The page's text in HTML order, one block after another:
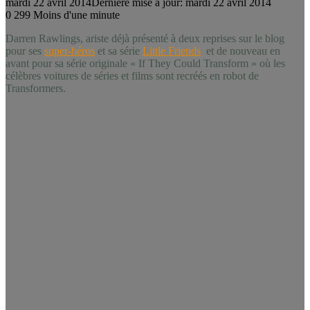
0 299 Moins d'une minute
Darren Rawlings, ariste déjà présenté à deux reprises sur le blog
pour ses super-héros et sa série Little Friends et de nouveau en
avant pour sa série originale « If They Could Transform » où les
célèbres voitures de séries et films sont recréés en robot de
Transformers.